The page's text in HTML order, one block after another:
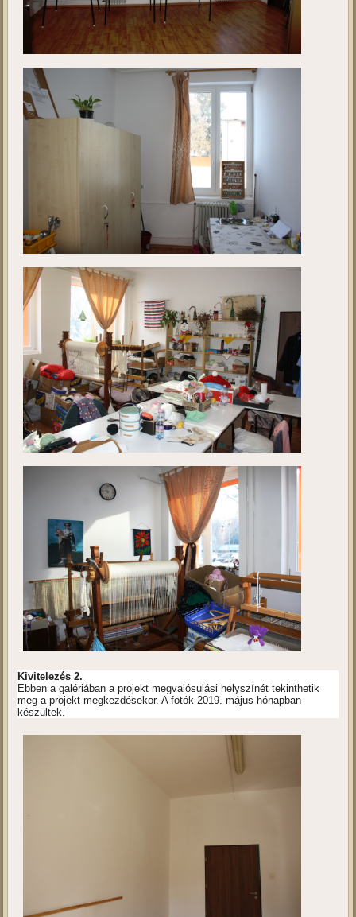
Ebben a galériában a projekt megvalósulási helyszínét tekinthetik
meg a projekt megkezdésekor. A fotók 2019. május hónapban
készültek.